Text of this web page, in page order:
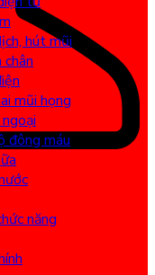
hút mũi
mũi họng
đông máu
năng